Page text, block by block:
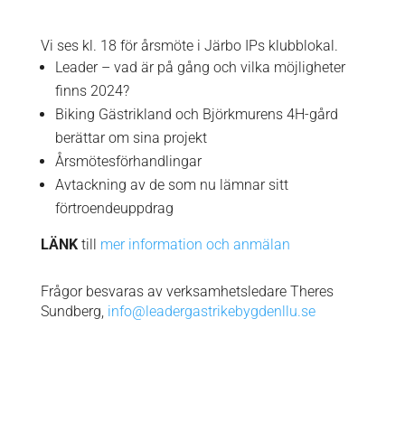
Vi ses kl. 18 för årsmöte i Järbo IPs klubblokal.
Leader – vad är på gång och vilka möjligheter
finns 2024?
Biking Gästrikland och Björkmurens 4H-gård
berättar om sina projekt
Årsmötesförhandlingar
Avtackning av de som nu lämnar sitt
förtroendeuppdrag
LÄNKtill mer information och anmälan
Frågor besvaras av verksamhetsledare Theres
Sundberg, info@leadergastrikebygdenllu.se